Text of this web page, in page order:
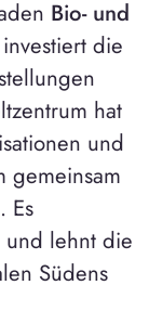
Bio- und
die
hat
und
gemeinsam
Es
und lehnt die
Südens